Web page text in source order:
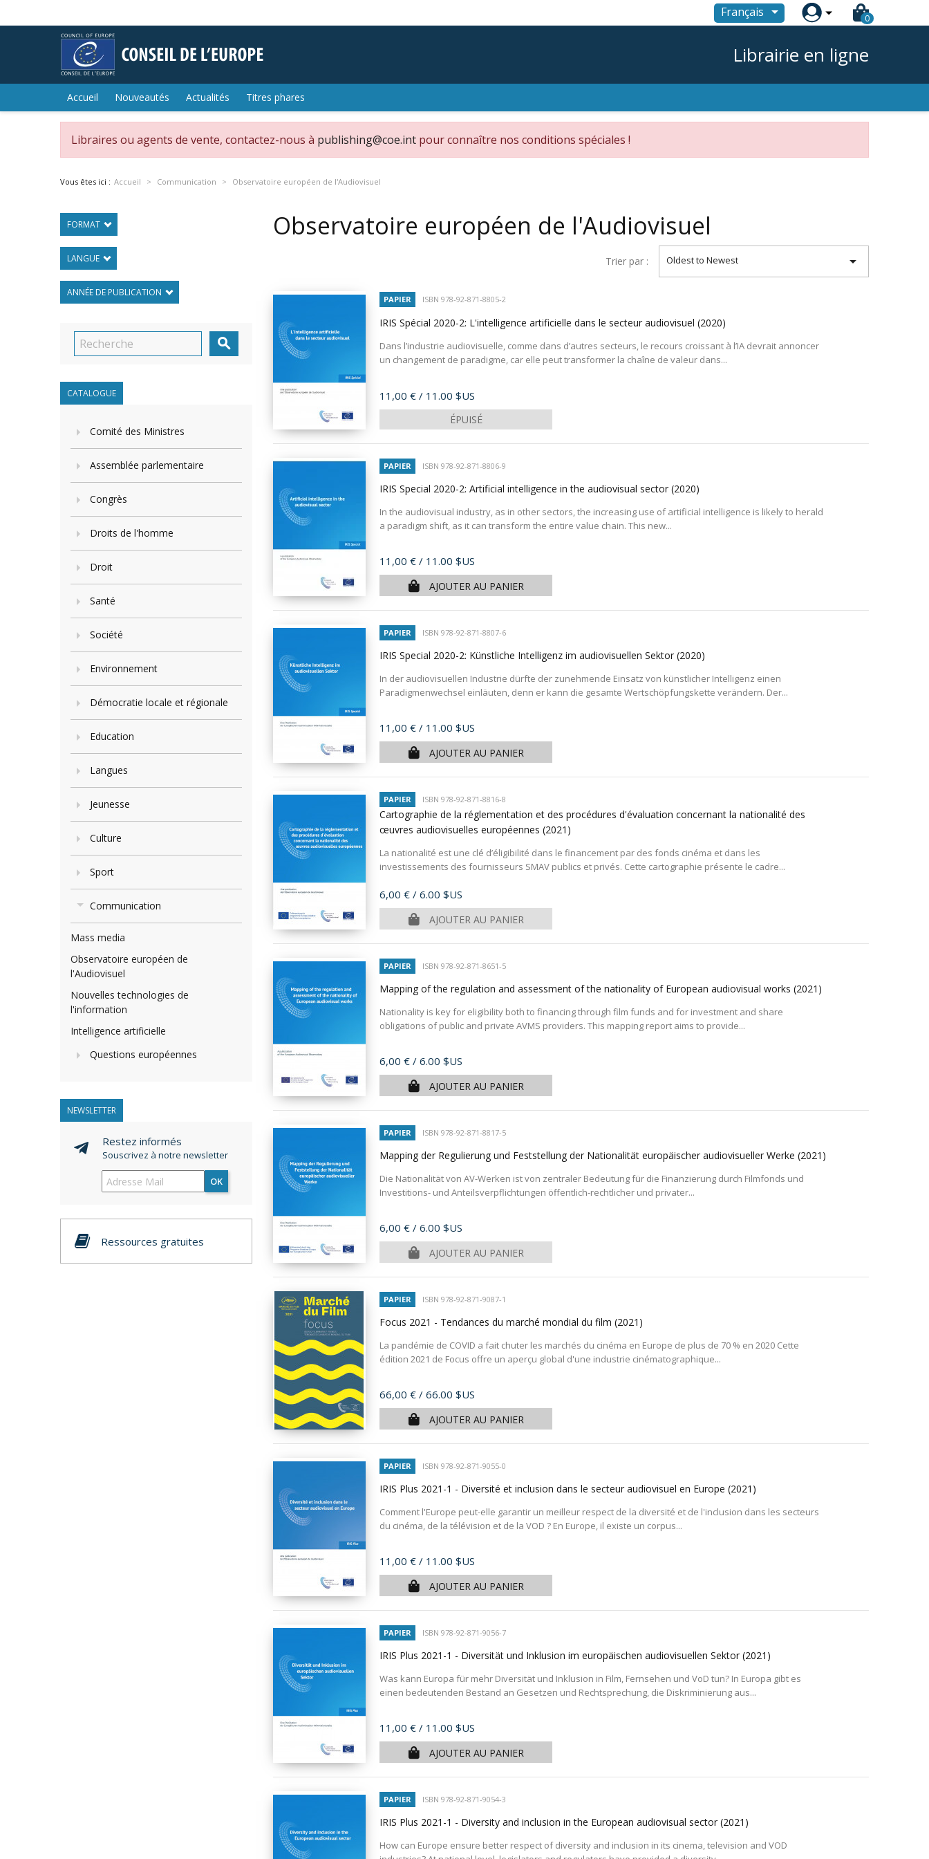
Français  0
Librairie en ligne
Accueil Nouveautés Actualités Titres phares
Libraires ou agents de vente, contactez-nous à publishing@coe.int pour connaître nos conditions spéciales !
Vous êtes ici : Accueil Communication Observatoire européen de l'Audiovisuel
FORMAT
LANGUE
ANNÉE DE PUBLICATION

CATALOGUE
Comité des Ministres
Assemblée parlementaire
Congrès
Droits de l'homme
Droit
Santé
Société
Environnement
Démocratie locale et régionale
Education
Langues
Jeunesse
Culture
Sport
Communication
Mass media
Observatoire européen de
l'Audiovisuel
Nouvelles technologies de
l'information
Intelligence artificielle
Questions européennes
NEWSLETTER
Restez informés
Souscrivez à notre newsletter
OK
Ressources gratuites
Observatoire européen de l'Audiovisuel
Trier par : Oldest to Newest 
PAPIER ISBN 978-92-871-8805-2
IRIS Spécial 2020-2: L'intelligence artificielle dans le secteur audiovisuel (2020)
Dans l’industrie audiovisuelle, comme dans d’autres secteurs, le recours croissant à l’IA devrait annoncer
un changement de paradigme, car elle peut transformer la chaîne de valeur dans...
Prix
11,00 € / 11.00 $US
ÉPUISÉ
PAPIER ISBN 978-92-871-8806-9
IRIS Special 2020-2: Artificial intelligence in the audiovisual sector (2020)
In the audiovisual industry, as in other sectors, the increasing use of artificial intelligence is likely to herald
a paradigm shift, as it can transform the entire value chain. This new...
Prix
11,00 € / 11.00 $US
AJOUTER AU PANIER
PAPIER ISBN 978-92-871-8807-6
IRIS Special 2020-2: Künstliche Intelligenz im audiovisuellen Sektor (2020)
In der audiovisuellen Industrie dürfte der zuneh­mende Einsatz von künstlicher Intelligenz einen
Paradigmenwechsel einläuten, denn er kann die gesamte Wertschöpfungskette verändern. Der...
Prix
11,00 € / 11.00 $US
AJOUTER AU PANIER
PAPIER ISBN 978-92-871-8816-8
Cartographie de la réglementation et des procédures d'évaluation concernant la nationalité des
œuvres audiovisuelles européennes (2021)
La nationalité est une clé d’éligibilité dans le financement par des fonds cinéma et dans les
investissements des fournisseurs SMAV publics et privés. Cette cartographie présente le cadre...
Prix
6,00 € / 6.00 $US
AJOUTER AU PANIER
PAPIER ISBN 978-92-871-8651-5
Mapping of the regulation and assessment of the nationality of European audiovisual works (2021)
Nationality is key for eligibility both to financing through film funds and for investment and share
obligations of public and private AVMS providers. This mapping report aims to provide...
Prix
6,00 € / 6.00 $US
AJOUTER AU PANIER
PAPIER ISBN 978-92-871-8817-5
Mapping der Regulierung und Feststellung der Nationalität europäischer audiovisueller Werke (2021)
Die Nationalität von AV-Werken ist von zentraler Bedeutung für die Finanzierung durch Filmfonds und
Investitions- und Anteilsverpflichtungen öffentlich-rechtlicher und privater...
Prix
6,00 € / 6.00 $US
AJOUTER AU PANIER
PAPIER ISBN 978-92-871-9087-1
Focus 2021 - Tendances du marché mondial du film (2021)
La pandémie de COVID a fait chuter les marchés du cinéma en Europe de plus de 70 % en 2020 Cette
édition 2021 de Focus offre un aperçu global d'une industrie cinématographique...
Prix
66,00 € / 66.00 $US
AJOUTER AU PANIER
PAPIER ISBN 978-92-871-9055-0
IRIS Plus 2021-1 - Diversité et inclusion dans le secteur audiovisuel en Europe (2021)
Comment l'Europe peut-elle garantir un meilleur respect de la diversité et de l'inclusion dans les secteurs
du cinéma, de la télévision et de la VOD ? En Europe, il existe un corpus...
Prix
11,00 € / 11.00 $US
AJOUTER AU PANIER
PAPIER ISBN 978-92-871-9056-7
IRIS Plus 2021-1 - Diversität und Inklusion im europäischen audiovisuellen Sektor (2021)
Was kann Europa für mehr Diversität und Inklusion in Film, Fernsehen und VoD tun? In Europa gibt es
einen bedeutenden Bestand an Gesetzen und Rechtsprechung, die Diskriminierung aus...
Prix
11,00 € / 11.00 $US
AJOUTER AU PANIER
PAPIER ISBN 978-92-871-9054-3
IRIS Plus 2021-1 - Diversity and inclusion in the European audiovisual sector (2021)
How can Europe ensure better respect of diversity and inclusion in its cinema, television and VOD